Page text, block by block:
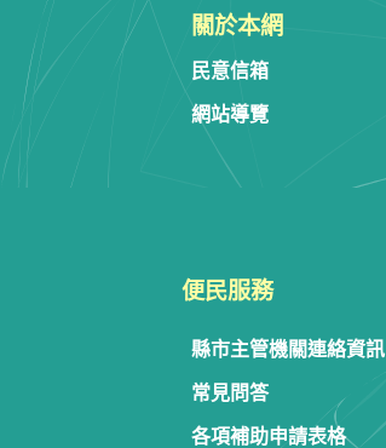
關於本網
民意信箱
網站導覽
便民服務
縣市主管機關連絡資訊
常見問答
各項補助申請表格